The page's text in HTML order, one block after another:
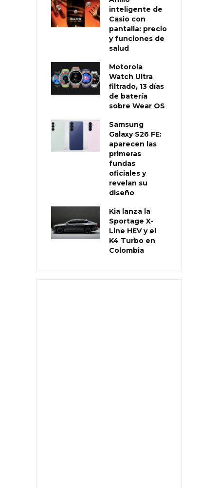
inteligente de
Casio con
pantalla: precio
y funciones de
salud
Motorola
Watch Ultra
filtrado, 13 días
de batería
sobre Wear OS
Samsung
Galaxy S26 FE:
aparecen las
primeras
fundas
oficiales y
revelan su
diseño
Kia lanza la
Sportage X-
Line HEV y el
K4 Turbo en
Colombia